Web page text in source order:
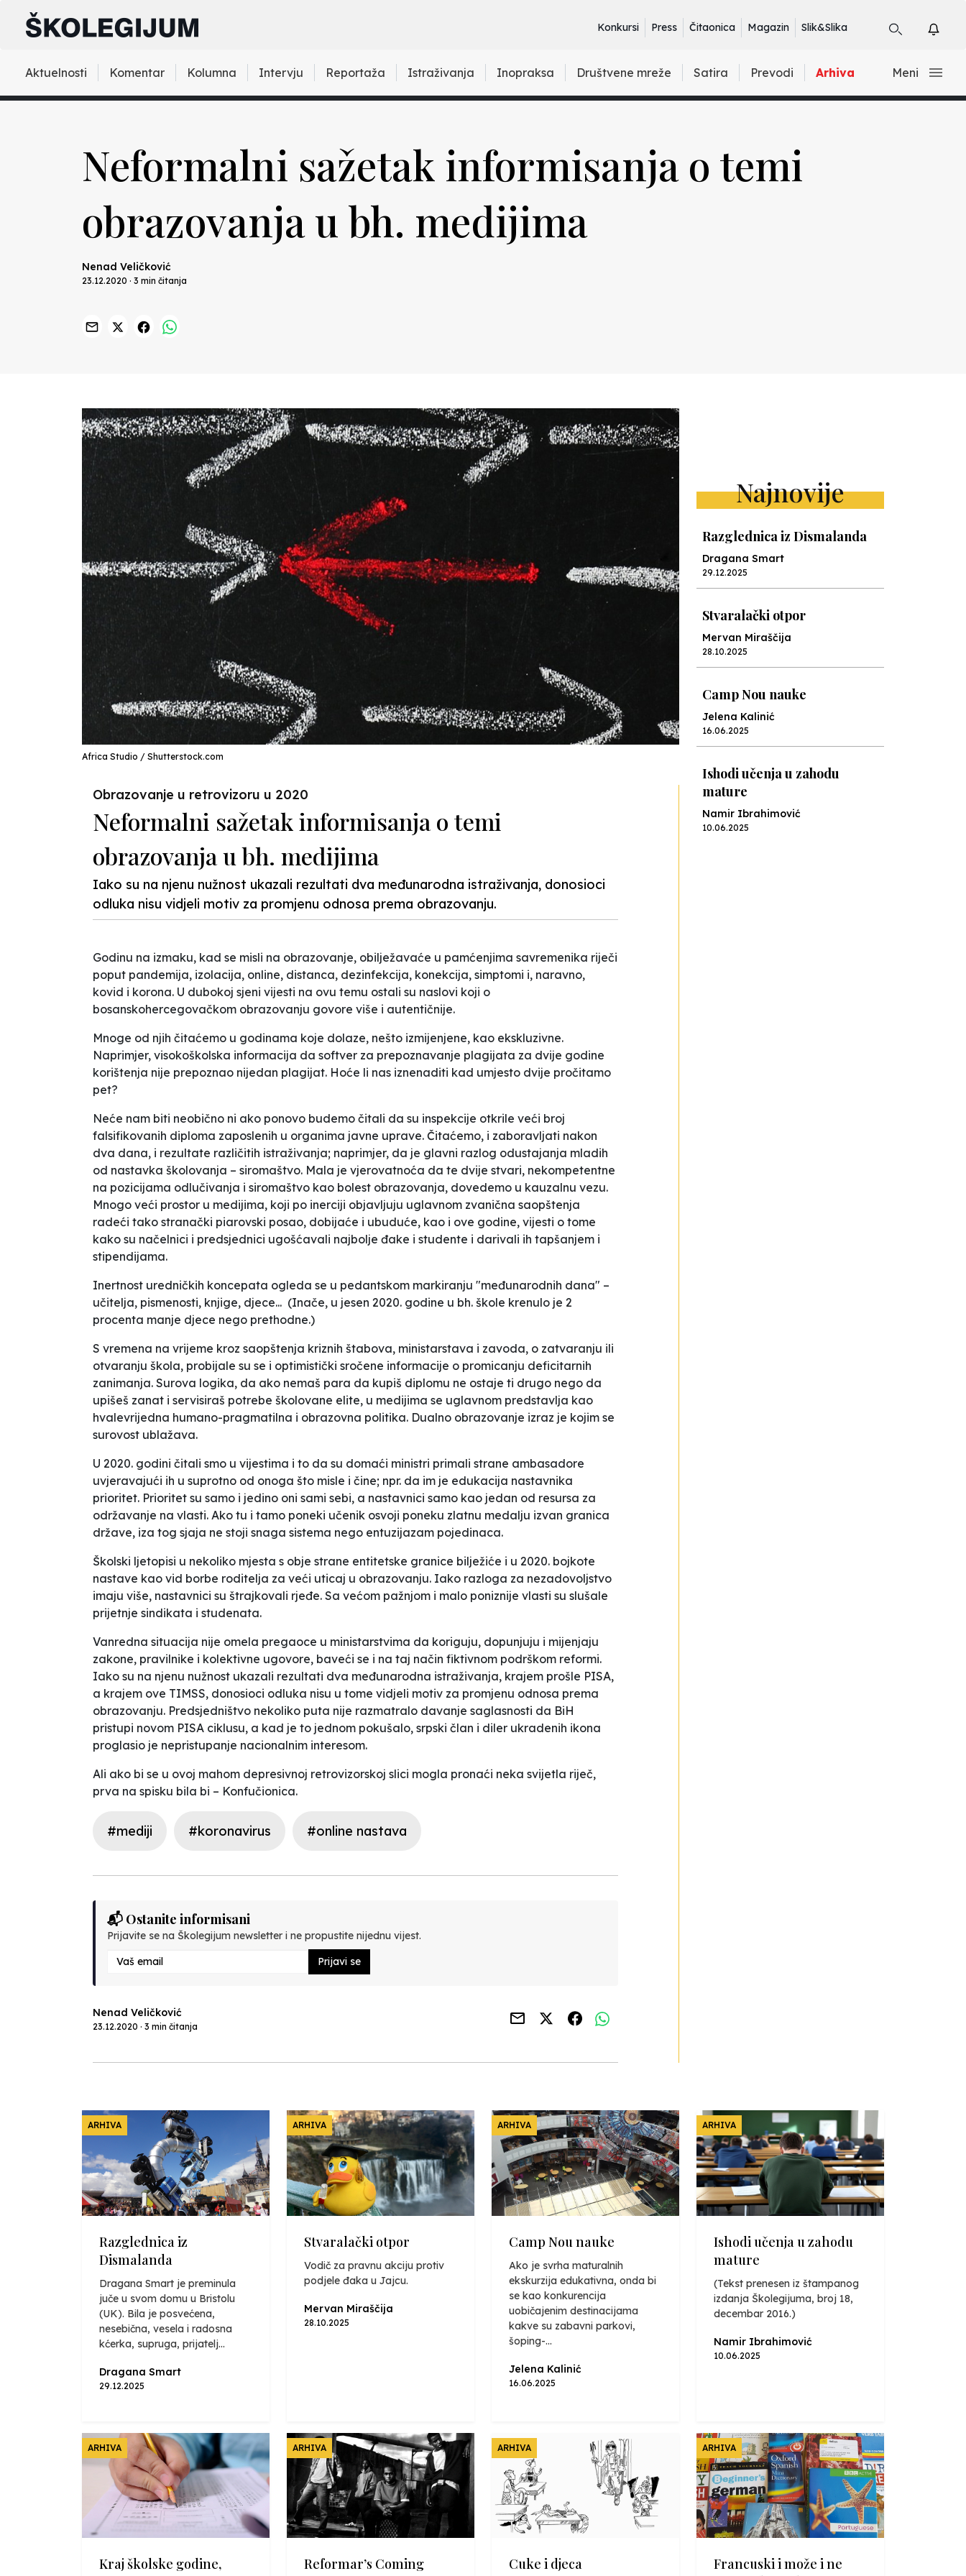
Konkursi Press Čitaonica Magazin Slik&Slika
Aktuelnosti Komentar Kolumna Intervju Reportaža Istraživanja Inopraksa Društvene mreže Satira Prevodi Arhiva Meni
Neformalni sažetak informisanja o temi
obrazovanja u bh. medijima
Nenad Veličković
23.12.2020 · 3 min čitanja
Africa Studio / Shutterstock.com
Obrazovanje u retrovizoru u 2020
Neformalni sažetak informisanja o temi
obrazovanja u bh. medijima
Iako su na njenu nužnost ukazali rezultati dva međunarodna istraživanja, donosioci
odluka nisu vidjeli motiv za promjenu odnosa prema obrazovanju.
Godinu na izmaku, kad se misli na obrazovanje, obilježavaće u pamćenjima savremenika riječi
poput pandemija, izolacija, online, distanca, dezinfekcija, konekcija, simptomi i, naravno,
kovid i korona. U dubokoj sjeni vijesti na ovu temu ostali su naslovi koji o
bosanskohercegovačkom obrazovanju govore više i autentičnije.
Mnoge od njih čitaćemo u godinama koje dolaze, nešto izmijenjene, kao ekskluzivne.
Naprimjer, visokoškolska informacija da softver za prepoznavanje plagijata za dvije godine
korištenja nije prepoznao nijedan plagijat. Hoće li nas iznenaditi kad umjesto dvije pročitamo
pet?
Neće nam biti neobično ni ako ponovo budemo čitali da su inspekcije otkrile veći broj
falsifikovanih diploma zaposlenih u organima javne uprave. Čitaćemo, i zaboravljati nakon
dva dana, i rezultate različitih istraživanja; naprimjer, da je glavni razlog odustajanja mladih
od nastavka školovanja – siromaštvo. Mala je vjerovatnoća da te dvije stvari, nekompetentne
na pozicijama odlučivanja i siromaštvo kao bolest obrazovanja, dovedemo u kauzalnu vezu.
Mnogo veći prostor u medijima, koji po inerciji objavljuju uglavnom zvanična saopštenja
radeći tako stranački piarovski posao, dobijaće i ubuduće, kao i ove godine, vijesti o tome
kako su načelnici i predsjednici ugošćavali najbolje đake i studente i darivali ih tapšanjem i
stipendijama.
Inertnost uredničkih koncepata ogleda se u pedantskom markiranju "međunarodnih dana" –
učitelja, pismenosti, knjige, djece... (Inače, u jesen 2020. godine u bh. škole krenulo je 2
procenta manje djece nego prethodne.)
S vremena na vrijeme kroz saopštenja kriznih štabova, ministarstava i zavoda, o zatvaranju ili
otvaranju škola, probijale su se i optimistički sročene informacije o promicanju deficitarnih
zanimanja. Surova logika, da ako nemaš para da kupiš diplomu ne ostaje ti drugo nego da
upišeš zanat i servisiraš potrebe školovane elite, u medijima se uglavnom predstavlja kao
hvalevrijedna humano-pragmatilna i obrazovna politika. Dualno obrazovanje izraz je kojim se
surovost ublažava.
U 2020. godini čitali smo u vijestima i to da su domaći ministri primali strane ambasadore
uvjeravajući ih u suprotno od onoga što misle i čine; npr. da im je edukacija nastavnika
prioritet. Prioritet su samo i jedino oni sami sebi, a nastavnici samo kao jedan od resursa za
održavanje na vlasti. Ako tu i tamo poneki učenik osvoji poneku zlatnu medalju izvan granica
države, iza tog sjaja ne stoji snaga sistema nego entuzijazam pojedinaca.
Školski ljetopisi u nekoliko mjesta s obje strane entitetske granice bilježiće i u 2020. bojkote
nastave kao vid borbe roditelja za veći uticaj u obrazovanju. Iako razloga za nezadovoljstvo
imaju više, nastavnici su štrajkovali rjeđe. Sa većom pažnjom i malo poniznije vlasti su slušale
prijetnje sindikata i studenata.
Vanredna situacija nije omela pregaoce u ministarstvima da koriguju, dopunjuju i mijenjaju
zakone, pravilnike i kolektivne ugovore, baveći se i na taj način fiktivnom podrškom reformi.
Iako su na njenu nužnost ukazali rezultati dva međunarodna istraživanja, krajem prošle PISA,
a krajem ove TIMSS, donosioci odluka nisu u tome vidjeli motiv za promjenu odnosa prema
obrazovanju. Predsjedništvo nekoliko puta nije razmatralo davanje saglasnosti da BiH
pristupi novom PISA ciklusu, a kad je to jednom pokušalo, srpski član i diler ukradenih ikona
proglasio je nepristupanje nacionalnim interesom.
Ali ako bi se u ovoj mahom depresivnoj retrovizorskoj slici mogla pronaći neka svijetla riječ,
prva na spisku bila bi – Konfučionica.
#mediji #koronavirus #online nastava
📬 Ostanite informisani
Prijavite se na Školegijum newsletter i ne propustite nijednu vijest.
Prijavi se
Nenad Veličković
23.12.2020 · 3 min čitanja
Dragana Smart
29.12.2025
Mervan Miraščija
28.10.2025
Camp Nou nauke
Jelena Kalinić
16.06.2025
Ishodi učenja u zahodu
mature
Namir Ibrahimović
Kraj školske godine, fotofiniš
Anes Osmić
ARHIVA
Razglednica iz
Dismalanda
Dragana Smart je preminula
juče u svom domu u Bristolu
(UK). Bila je posvećena,
nesebična, vesela i radosna
kćerka, supruga, prijatelj...
Dragana Smart
29.12.2025
ARHIVA
Stvaralački otpor
Vodič za pravnu akciju protiv
podjele đaka u Jajcu.
Mervan Miraščija
28.10.2025
ARHIVA
Camp Nou nauke
Ako je svrha maturalnih
ekskurzija edukativna, onda bi
se kao konkurencija
uobičajenim destinacijama
kakve su zabavni parkovi,
šoping-...
Jelena Kalinić
16.06.2025
ARHIVA
Ishodi učenja u zahodu
mature
(Tekst prenesen iz štampanog
izdanja Školegijuma, broj 18,
decembar 2016.)
Namir Ibrahimović
10.06.2025
ARHIVA
Kraj školske godine,
ARHIVA
Reformar’s Coming
ARHIVA
Cuke i djeca
ARHIVA
Francuski i može i ne